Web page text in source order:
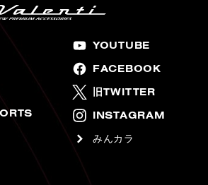
YOUTUBE
FACEBOOK
旧TWITTER
INSTAGRAM
みんカラ